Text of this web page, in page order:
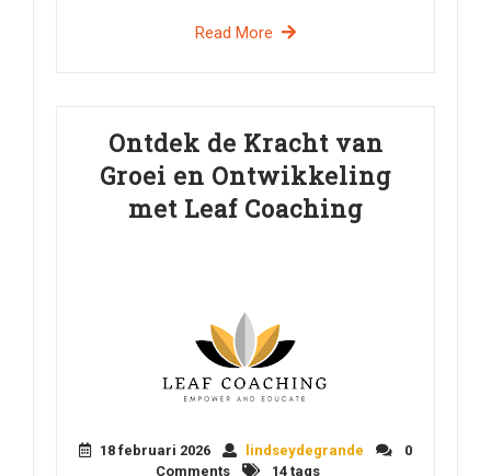
Read More
Ontdek de Kracht van
Groei en Ontwikkeling
met Leaf Coaching
18 februari 2026 lindseydegrande
0
Comments
14 tags